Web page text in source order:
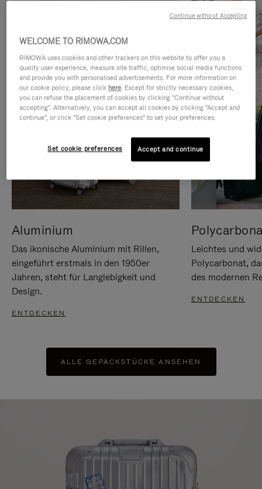
Aluminium
Das ikonische Aluminium mit Rillen,
eingeführt erstmals in den 1950er
Jahren, steht für Langlebigkeit und
Design.
ENTDECKEN
Leichtes und
Polycarbonat,
des modernen
ENTDECKEN
ALLE GEPÄCKSTÜCKE ANSEHEN
WELCOME TO RIMOWA.COM
RIMOWA uses cookies and other trackers on this website to offer you a
quality user experience, measure site traffic, optimise social media functions
and provide you with personalised advertisements. For more information on
our cookie policy, please click here. Except for strictly necessary cookies,
you can refuse the placement of cookies by clicking "Continue without
accepting". Alternatively, you can accept all cookies by clicking "Accept and
continue", or click "Set cookie preferences" to set your preferences.
Set cookie preferences Accept and continue
Continue without Accepting